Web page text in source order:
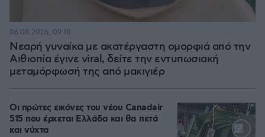
Νεαρή γυναίκα με ακατέργαστη ομορφιά από την
Αιθιοπία έγινε viral, δείτε την εντυπωσιακή
μεταμόρφωσή της από μακιγιέρ
06.08.2026, 09:18
Οι πρώτες εικόνες του νέου Canadair
515 που έρχεται Ελλάδα και θα πετά
και νύχτα